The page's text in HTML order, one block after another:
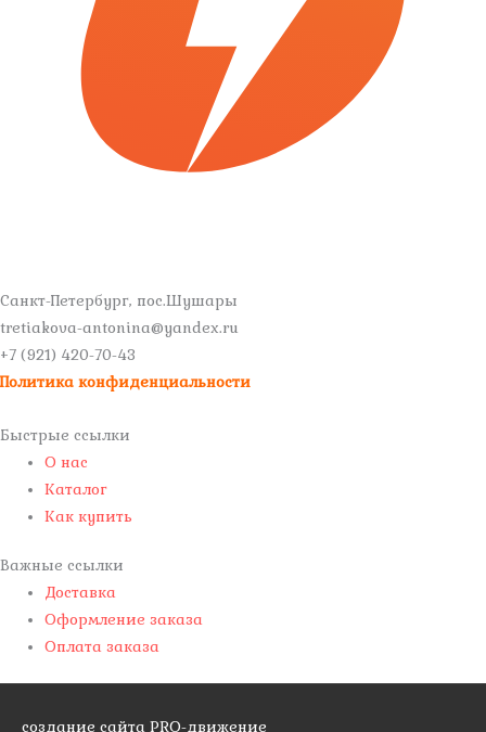
Санкт-Петербург, пос.Шушары
tretiakova-antonina@yandex.ru
+7 (921) 420-70-43
Политика конфиденциальности
Быстрые ссылки
О нас
Каталог
Как купить
Важные ссылки
Доставка
Оформление заказа
Оплата заказа
создание сайта PRO-движение